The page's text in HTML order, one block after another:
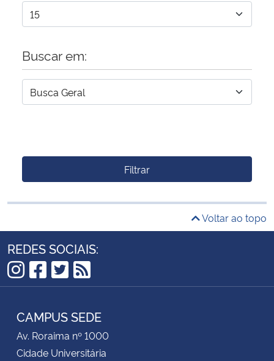
Buscar em:
Filtrar
Voltar ao topo
REDES SOCIAIS:
Instagram
Facebook
Twitter
RSS
CAMPUS SEDE
Av. Roraima nº 1000
Cidade Universitária